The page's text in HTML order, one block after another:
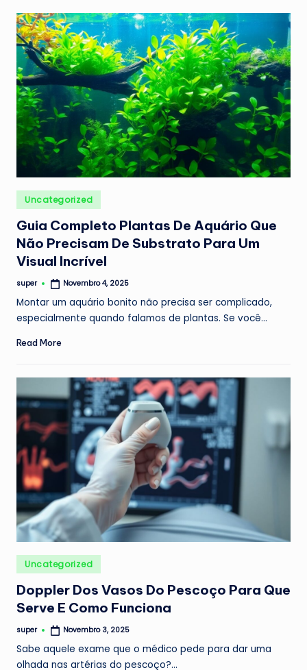
Posted
in
Uncategorized
Guia Completo Plantas De Aquário Que
Não Precisam De Substrato Para Um
Visual Incrível
Posted
super Novembro 4, 2025
Montar um aquário bonito não precisa ser complicado,
especialmente quando falamos de plantas. Se você…
Read More
Posted
in
Uncategorized
Doppler Dos Vasos Do Pescoço Para Que
Serve E Como Funciona
Posted
super Novembro 3, 2025
Sabe aquele exame que o médico pede para dar uma
olhada nas artérias do pescoço?…